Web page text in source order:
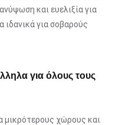
και ευελιξία για
για σοβαρούς
για όλους τους
μικρότερους χώρους και